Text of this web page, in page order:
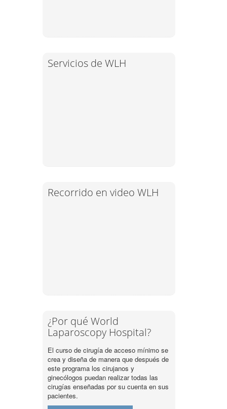
Servicios de WLH
Recorrido en video WLH
¿Por qué World
Laparoscopy Hospital?
El curso de cirugía de acceso mínimo se
crea y diseña de manera que después de
este programa los cirujanos y
ginecólogos puedan realizar todas las
cirugías enseñadas por su cuenta en sus
pacientes.